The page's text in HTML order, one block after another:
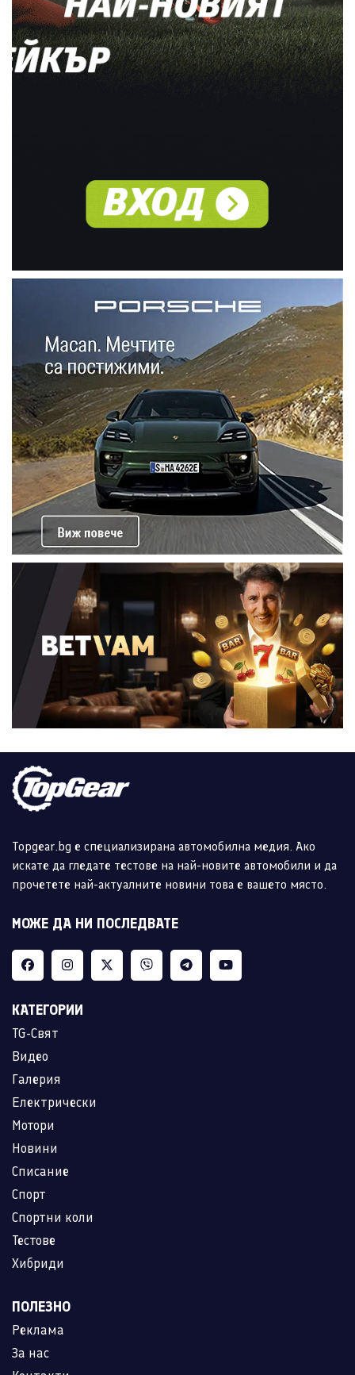
Topgear.bg е специализирана автомобилна медия. Ако
искате да гледате тестове на най-новите автомобили и да
прочетете най-актуалните новини това е вашето място.
МОЖЕ ДА НИ ПОСЛЕДВАТЕ
КАТЕГОРИИ
TG-Свят
Видео
Галерия
Електрически
Мотори
Новини
Списание
Спорт
Спортни коли
Тестове
Хибриди
ПОЛЕЗНО
Реклама
За нас